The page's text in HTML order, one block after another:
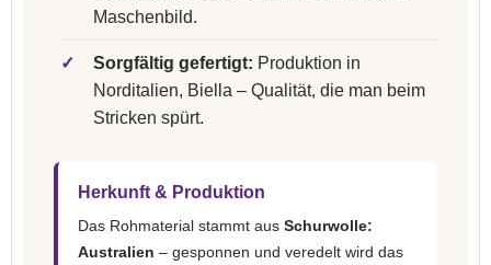
Maschenbild.
✓ Sorgfältig gefertigt: Produktion in
Norditalien, Biella – Qualität, die man beim
Stricken spürt.
Herkunft & Produktion
Das Rohmaterial stammt aus Schurwolle:
Australien – gesponnen und veredelt wird das